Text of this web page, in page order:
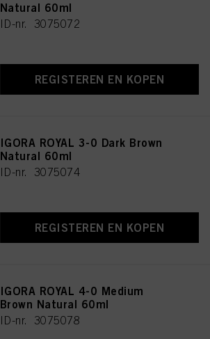
Natural 60ml
ID-nr. 3075072
REGISTEREN EN KOPEN
IGORA ROYAL 3-0 Dark Brown
Natural 60ml
ID-nr. 3075074
REGISTEREN EN KOPEN
IGORA ROYAL 4-0 Medium
Brown Natural 60ml
ID-nr. 3075078